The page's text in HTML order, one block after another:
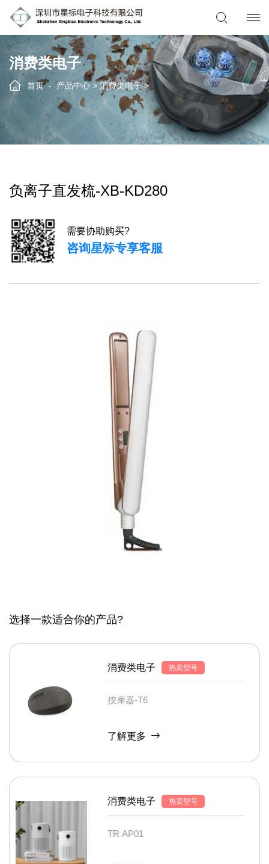
消费类电子
首页 产品中心 > 消费类电子>
负离子直发梳-XB-KD280
需要协助购买?
咨询星标专享客服
选择一款适合你的产品?
消费类电子 热卖型号
按摩器-T6
了解更多
消费类电子 热卖型号
TR AP01